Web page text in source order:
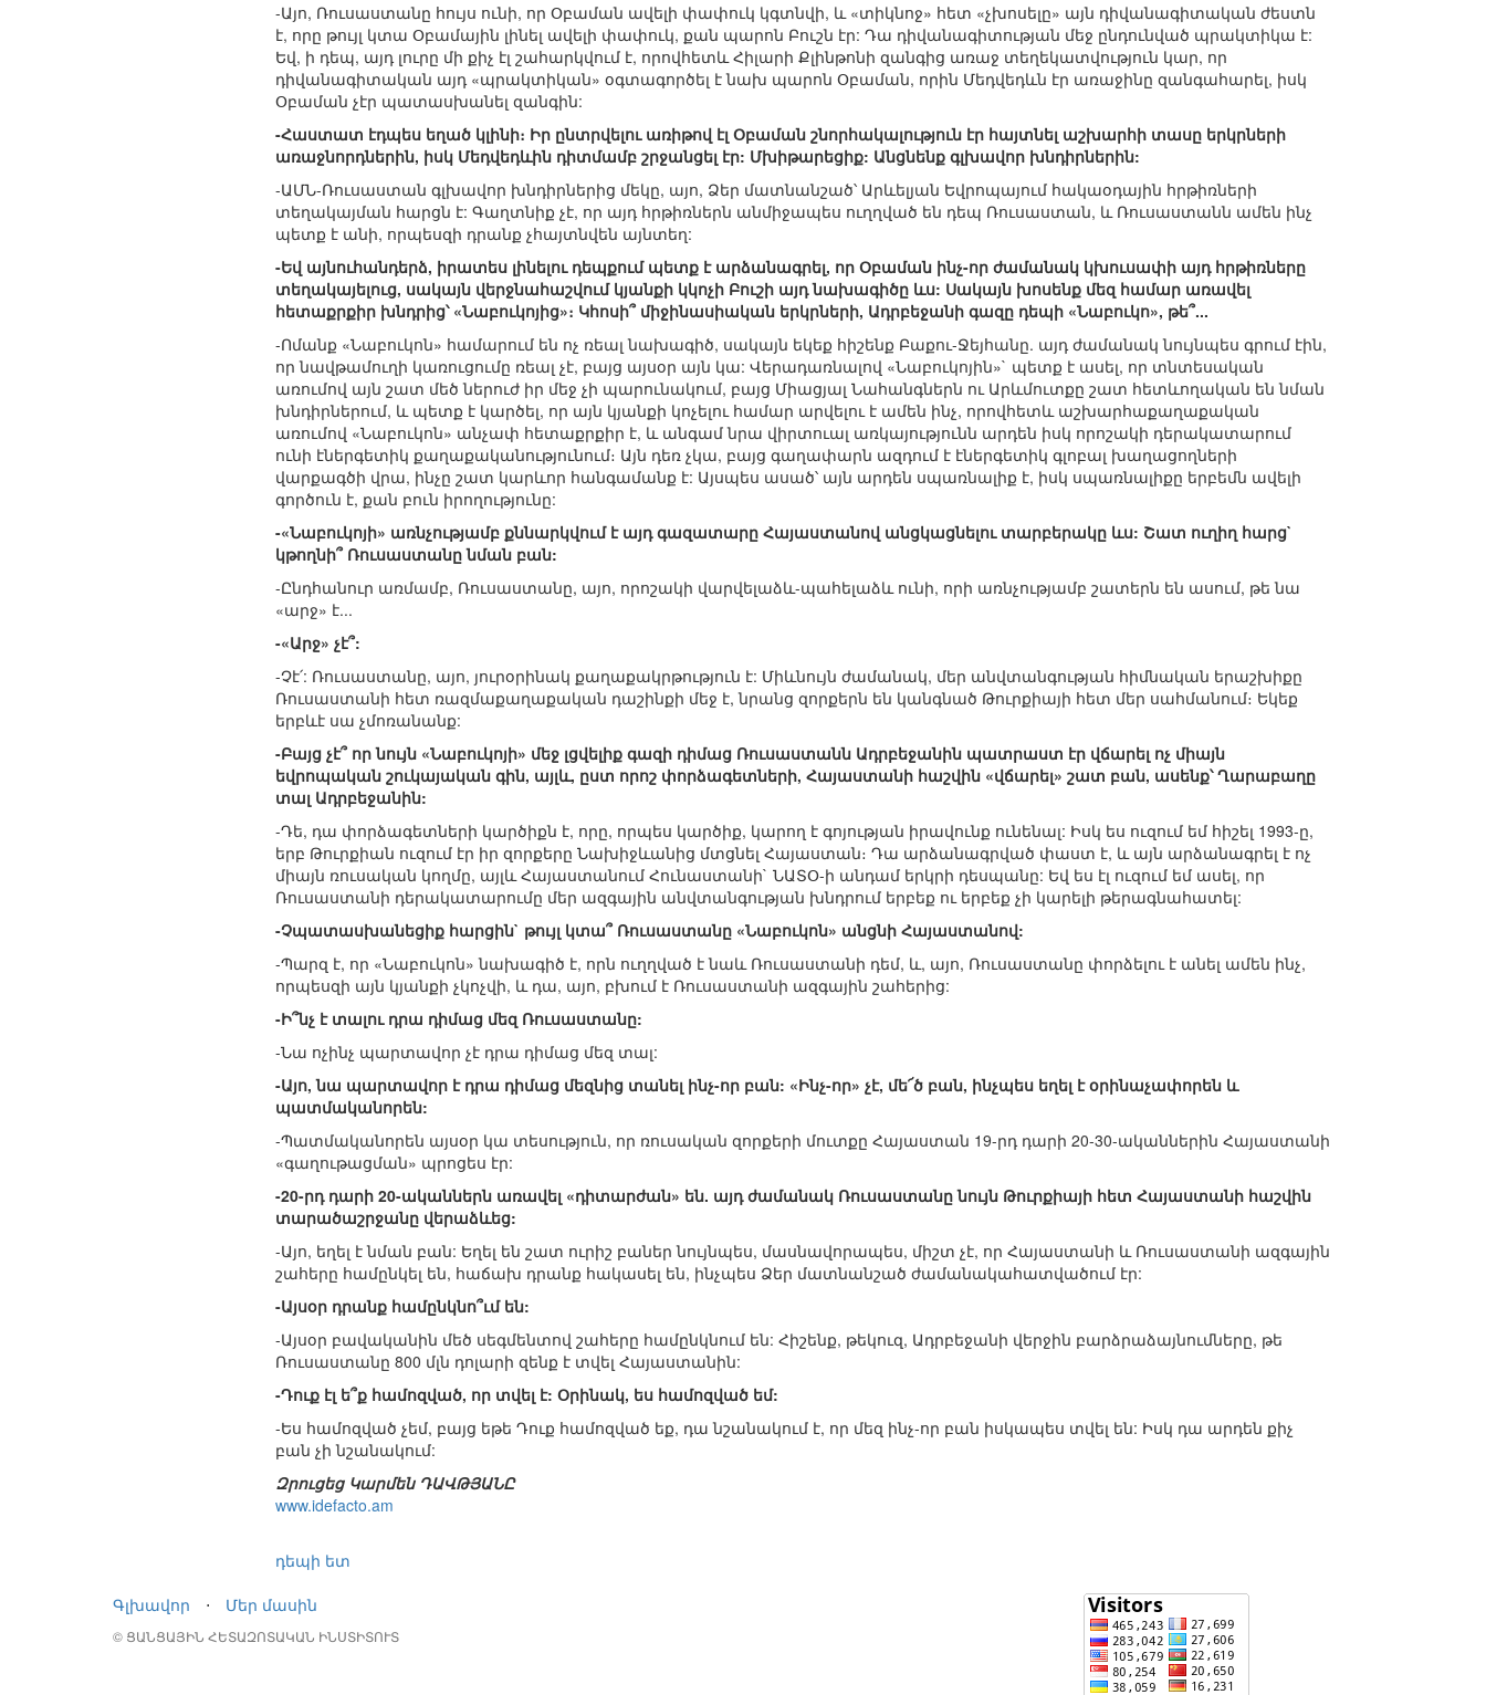
-Այո, Ռուսաստանը հույս ունի, որ Օբաման ավելի փափուկ կգտնվի, և «տիկնոջ» հետ «չխոսելը» այն դիվանագիտական ժեստն
է, որը թույլ կտա Օբամային լինել ավելի փափուկ, քան պարոն Բուշն էր: Դա դիվանագիտության մեջ ընդունված պրակտիկա է:
Եվ, ի դեպ, այդ լուրը մի քիչ էլ շահարկվում է, որովհետև Հիլարի Քլինթոնի զանգից առաջ տեղեկատվություն կար, որ
դիվանագիտական այդ «պրակտիկան» օգտագործել է նախ պարոն Օբաման, որին Մեդվեդևն էր առաջինը զանգահարել, իսկ
Օբաման չէր պատասխանել զանգին:
-Հաստատ էդպես եղած կլինի։ Իր ընտրվելու առիթով էլ Օբաման շնորհակալություն էր հայտնել աշխարհի տասը երկրների
առաջնորդներին, իսկ Մեդվեդևին դիտմամբ շրջանցել էր: Մխիթարեցիք: Անցնենք գլխավոր խնդիրներին:
-ԱՄՆ-Ռուսաստան գլխավոր խնդիրներից մեկը, այո, Ձեր մատնանշած՝ Արևելյան Եվրոպայում հակաօդային հրթիռների
տեղակայման հարցն է: Գաղտնիք չէ, որ այդ հրթիռներն անմիջապես ուղղված են դեպ Ռուսաստան, և Ռուսաստանն ամեն ինչ
պետք է անի, որպեսզի դրանք չհայտնվեն այնտեղ:
-Եվ այնուհանդերձ, իրատես լինելու դեպքում պետք է արձանագրել, որ Օբաման ինչ-որ ժամանակ կխուսափի այդ հրթիռները
տեղակայելուց, սակայն վերջնահաշվում կյանքի կկոչի Բուշի այդ նախագիծը ևս: Սակայն խոսենք մեզ համար առավել
հետաքրքիր խնդրից՝ «Նաբուկոյից»։ Կհոսի՞ միջինասիական երկրների, Ադրբեջանի գազը դեպի «Նաբուկո», թե՞...
-Ոմանք «Նաբուկոն» համարում են ոչ ռեալ նախագիծ, սակայն եկեք հիշենք Բաքու-Ջեյհանը. այդ ժամանակ նույնպես գրում էին,
որ նավթամուղի կառուցումը ռեալ չէ, բայց այսօր այն կա: Վերադառնալով «Նաբուկոյին»` պետք է ասել, որ տնտեսական
առումով այն շատ մեծ ներուժ իր մեջ չի պարունակում, բայց Միացյալ Նահանգներն ու Արևմուտքը շատ հետևողական են նման
խնդիրներում, և պետք է կարծել, որ այն կյանքի կոչելու համար արվելու է ամեն ինչ, որովհետև աշխարհաքաղաքական
առումով «Նաբուկոն» անչափ հետաքրքիր է, և անգամ նրա վիրտուալ առկայությունն արդեն իսկ որոշակի դերակատարում
ունի էներգետիկ քաղաքականությունում։ Այն դեռ չկա, բայց գաղափարն ազդում է էներգետիկ գլոբալ խաղացողների
վարքագծի վրա, ինչը շատ կարևոր հանգամանք է: Այսպես ասած՝ այն արդեն սպառնալիք է, իսկ սպառնալիքը երբեմն ավելի
գործուն է, քան բուն իրողությունը:
-«Նաբուկոյի» առնչությամբ քննարկվում է այդ գազատարը Հայաստանով անցկացնելու տարբերակը ևս: Շատ ուղիղ հարց`
կթողնի՞ Ռուսաստանը նման բան:
-Ընդհանուր առմամբ, Ռուսաստանը, այո, որոշակի վարվելաձև-պահելաձև ունի, որի առնչությամբ շատերն են ասում, թե նա
«արջ» է...
-«Արջ» չէ՞:
-Չէ՛: Ռուսաստանը, այո, յուրօրինակ քաղաքակրթություն է: Միևնույն ժամանակ, մեր անվտանգության հիմնական երաշխիքը
Ռուսաստանի հետ ռազմաքաղաքական դաշինքի մեջ է, նրանց զորքերն են կանգնած Թուրքիայի հետ մեր սահմանում։ Եկեք
երբևէ սա չմոռանանք:
-Բայց չէ՞ որ նույն «Նաբուկոյի» մեջ լցվելիք գազի դիմաց Ռուսաստանն Ադրբեջանին պատրաստ էր վճարել ոչ միայն
եվրոպական շուկայական գին, այլև, ըստ որոշ փորձագետների, Հայաստանի հաշվին «վճարել» շատ բան, ասենք՝ Ղարաբաղը
տալ Ադրբեջանին:
-Դե, դա փորձագետների կարծիքն է, որը, որպես կարծիք, կարող է գոյության իրավունք ունենալ: Իսկ ես ուզում եմ հիշել 1993-ը,
երբ Թուրքիան ուզում էր իր զորքերը Նախիջևանից մտցնել Հայաստան։ Դա արձանագրված փաստ է, և այն արձանագրել է ոչ
միայն ռուսական կողմը, այլև Հայաստանում Հունաստանի` ՆԱՏՕ-ի անդամ երկրի դեսպանը: Եվ ես էլ ուզում եմ ասել, որ
Ռուսաստանի դերակատարումը մեր ազգային անվտանգության խնդրում երբեք ու երբեք չի կարելի թերագնահատել:
-Չպատասխանեցիք հարցին` թույլ կտա՞ Ռուսաստանը «Նաբուկոն» անցնի Հայաստանով:
-Պարզ է, որ «Նաբուկոն» նախագիծ է, որն ուղղված է նաև Ռուսաստանի դեմ, և, այո, Ռուսաստանը փորձելու է անել ամեն ինչ,
որպեսզի այն կյանքի չկոչվի, և դա, այո, բխում է Ռուսաստանի ազգային շահերից:
-Ի՞նչ է տալու դրա դիմաց մեզ Ռուսաստանը:
-Նա ոչինչ պարտավոր չէ դրա դիմաց մեզ տալ:
-Այո, նա պարտավոր է դրա դիմաց մեզնից տանել ինչ-որ բան: «Ինչ-որ» չէ, մե՜ծ բան, ինչպես եղել է օրինաչափորեն և
պատմականորեն:
-Պատմականորեն այսօր կա տեսություն, որ ռուսական զորքերի մուտքը Հայաստան 19-րդ դարի 20-30-ականներին Հայաստանի
«գաղութացման» պրոցես էր:
-20-րդ դարի 20-ականներն առավել «դիտարժան» են. այդ ժամանակ Ռուսաստանը նույն Թուրքիայի հետ Հայաստանի հաշվին
տարածաշրջանը վերաձևեց:
-Այո, եղել է նման բան: Եղել են շատ ուրիշ բաներ նույնպես, մասնավորապես, միշտ չէ, որ Հայաստանի և Ռուսաստանի ազգային
շահերը համընկել են, հաճախ դրանք հակասել են, ինչպես Ձեր մատնանշած ժամանակահատվածում էր:
-Այսօր դրանք համընկնո՞ւմ են:
-Այսօր բավականին մեծ սեգմենտով շահերը համընկնում են: Հիշենք, թեկուզ, Ադրբեջանի վերջին բարձրաձայնումները, թե
Ռուսաստանը 800 մլն դոլարի զենք է տվել Հայաստանին:
-Դուք էլ ե՞ք համոզված, որ տվել է: Օրինակ, ես համոզված եմ:
-Ես համոզված չեմ, բայց եթե Դուք համոզված եք, դա նշանակում է, որ մեզ ինչ-որ բան իսկապես տվել են: Իսկ դա արդեն քիչ
բան չի նշանակում:
Զրուցեց Կարմեն ԴԱՎԹՅԱՆԸ
www.idefacto.am
դեպի ետ
Գլխավոր
⋅ Մեր մասին
© ՑԱՆՑԱՅԻՆ ՀԵՏԱԶՈՏԱԿԱՆ ԻՆՍՏԻՏՈՒՏ